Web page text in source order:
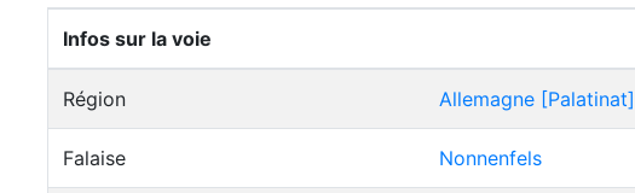
Infos sur la voie
Région Allemagne [Palatinat]
Falaise Nonnenfels